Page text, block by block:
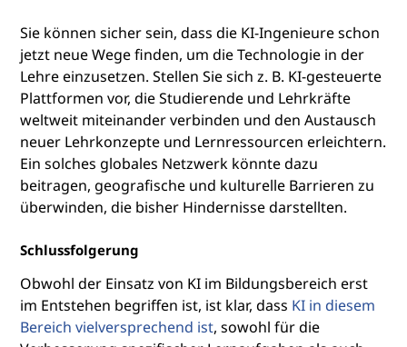
Sie können sicher sein, dass die KI-Ingenieure schon
jetzt neue Wege finden, um die Technologie in der
Lehre einzusetzen. Stellen Sie sich z. B. KI-gesteuerte
Plattformen vor, die Studierende und Lehrkräfte
weltweit miteinander verbinden und den Austausch
neuer Lehrkonzepte und Lernressourcen erleichtern.
Ein solches globales Netzwerk könnte dazu
beitragen, geografische und kulturelle Barrieren zu
überwinden, die bisher Hindernisse darstellten.
Schlussfolgerung
Obwohl der Einsatz von KI im Bildungsbereich erst
im Entstehen begriffen ist, ist klar, dass KI in diesem
Bereich vielversprechend ist, sowohl für die